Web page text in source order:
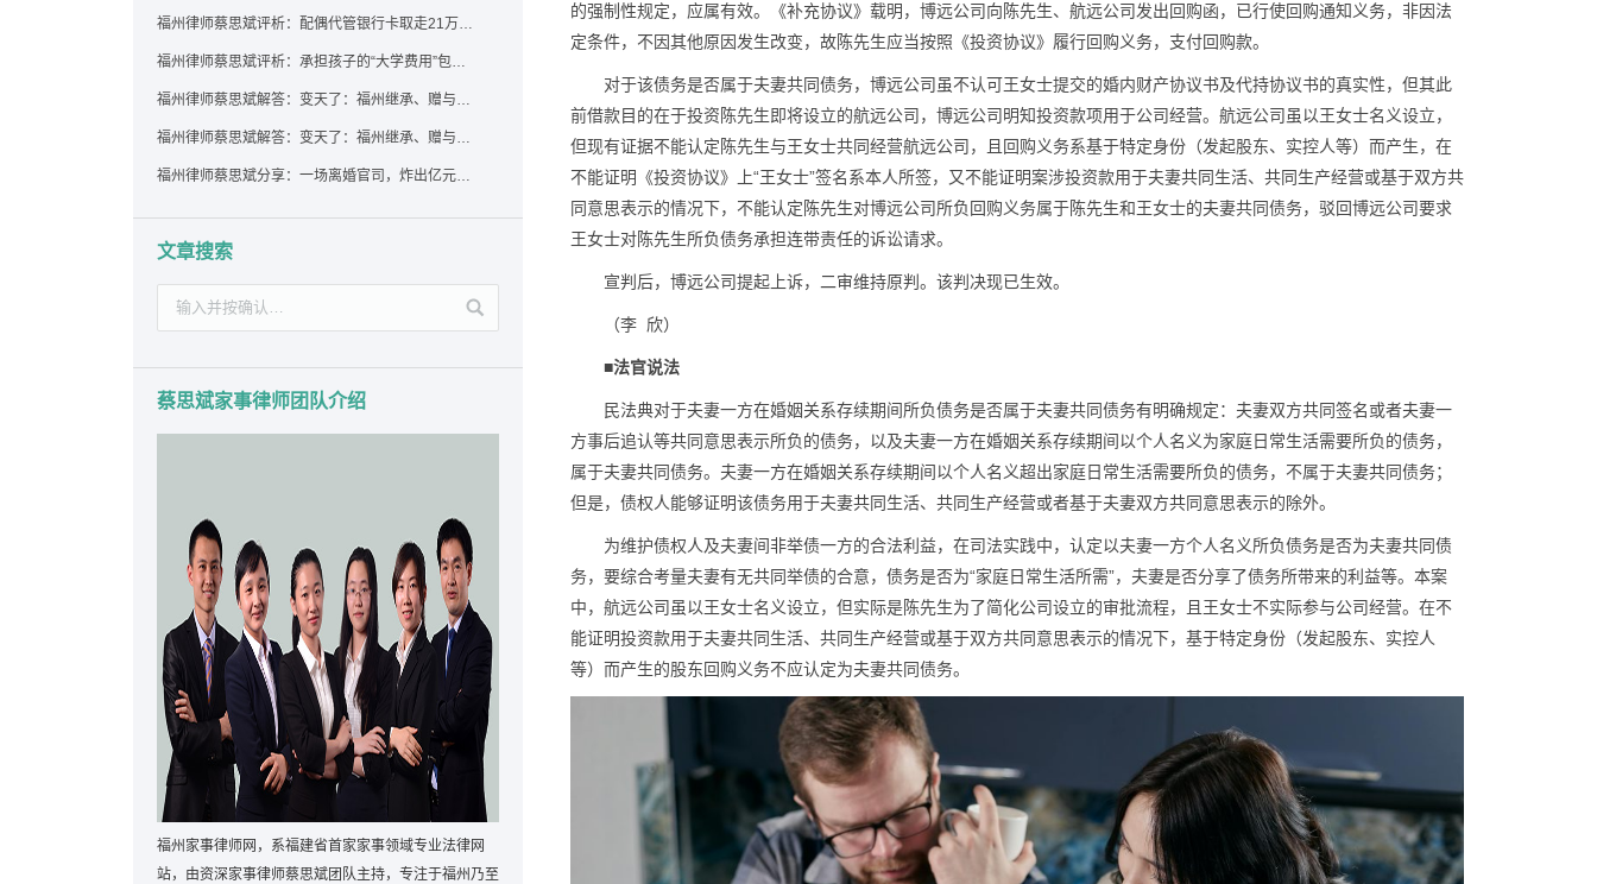
的强制性规定，应属有效。《补充协议》载明，博远公司向陈先生、航远公司发出回购函，已行使回购通知义务，非因法
定条件，不因其他原因发生改变，故陈先生应当按照《投资协议》履行回购义务，支付回购款。
对于该债务是否属于夫妻共同债务，博远公司虽不认可王女士提交的婚内财产协议书及代持协议书的真实性，但其此
前借款目的在于投资陈先生即将设立的航远公司，博远公司明知投资款项用于公司经营。航远公司虽以王女士名义设立，
但现有证据不能认定陈先生与王女士共同经营航远公司，且回购义务系基于特定身份（发起股东、实控人等）而产生，在
不能证明《投资协议》上“王女士”签名系本人所签，又不能证明案涉投资款用于夫妻共同生活、共同生产经营或基于双方共
同意思表示的情况下，不能认定陈先生对博远公司所负回购义务属于陈先生和王女士的夫妻共同债务，驳回博远公司要求
王女士对陈先生所负债务承担连带责任的诉讼请求。
宣判后，博远公司提起上诉，二审维持原判。该判决现已生效。
（李 欣）
■法官说法
民法典对于夫妻一方在婚姻关系存续期间所负债务是否属于夫妻共同债务有明确规定：夫妻双方共同签名或者夫妻一
方事后追认等共同意思表示所负的债务，以及夫妻一方在婚姻关系存续期间以个人名义为家庭日常生活需要所负的债务，
属于夫妻共同债务。夫妻一方在婚姻关系存续期间以个人名义超出家庭日常生活需要所负的债务，不属于夫妻共同债务；
但是，债权人能够证明该债务用于夫妻共同生活、共同生产经营或者基于夫妻双方共同意思表示的除外。
为维护债权人及夫妻间非举债一方的合法利益，在司法实践中，认定以夫妻一方个人名义所负债务是否为夫妻共同债
务，要综合考量夫妻有无共同举债的合意，债务是否为“家庭日常生活所需”，夫妻是否分享了债务所带来的利益等。本案
中，航远公司虽以王女士名义设立，但实际是陈先生为了简化公司设立的审批流程，且王女士不实际参与公司经营。在不
能证明投资款用于夫妻共同生活、共同生产经营或基于双方共同意思表示的情况下，基于特定身份（发起股东、实控人
等）而产生的股东回购义务不应认定为夫妻共同债务。
福州律师蔡思斌评析：配偶代管银行卡取走21万，离婚后这笔钱还要得回来吗？
福州律师蔡思斌评析：承担孩子的“大学费用”包括高额留学费用吗？
福州律师蔡思斌解答：变天了：福州继承、赠与房产转让要收20%个税？福州国税官方回复来了！
福州律师蔡思斌解答：变天了：福州继承、赠与房产转让要收20%个税？福州国税官方回答来了！
福州律师蔡思斌分享：一场离婚官司，炸出亿元“糊涂账”：本想分割家产，结果“自爆”了家底
文章搜索
蔡思斌家事律师团队介绍
福州家事律师网，系福建省首家家事领域专业法律网
站，由资深家事律师蔡思斌团队主持，专注于福州乃至